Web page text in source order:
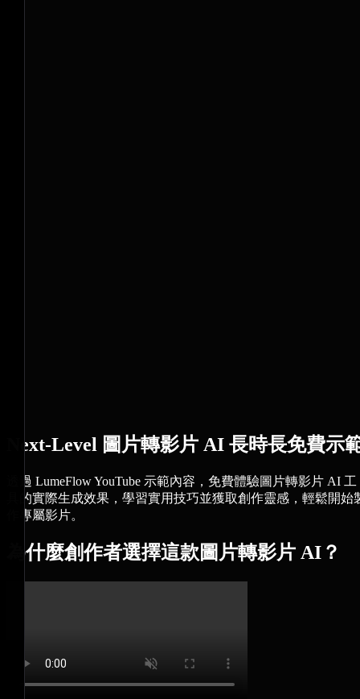
Next-Level 圖片轉影片 AI 長時長免費示
透過 LumeFlow YouTube 示範內容，免費體驗圖片轉影片 AI 工
具的實際生成效果，學習實用技巧並獲取創作靈感，輕鬆開始
作專屬影片。
為什麼創作者選擇這款圖片轉影片 AI？